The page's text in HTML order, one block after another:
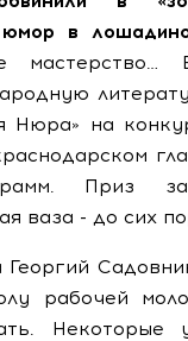
юмор в
мастерство…
Нюра» на
Приз
ваза - до сих
Георгий
рабочей
Некоторые